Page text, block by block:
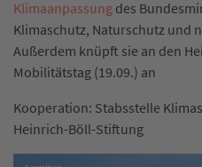
Klimaanpassung des
Klimaschutz, Naturschutz und
Außerdem knüpft sie an den
Mobilitätstag (19.09.) an
Kooperation: Stabsstelle
Heinrich-Böll-Stiftung